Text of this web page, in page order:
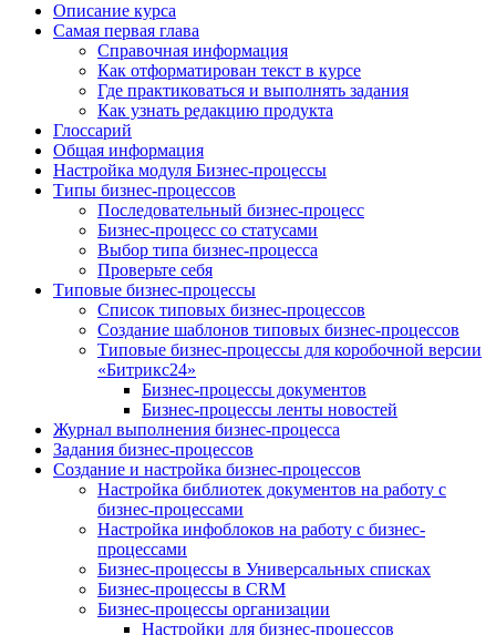
Описание курса
Самая первая глава
Справочная информация
Как отформатирован текст в курсе
Где практиковаться и выполнять задания
Как узнать редакцию продукта
Глоссарий
Общая информация
Настройка модуля Бизнес-процессы
Типы бизнес-процессов
Последовательный бизнес-процесс
Бизнес-процесс со статусами
Выбор типа бизнес-процесса
Проверьте себя
Типовые бизнес-процессы
Список типовых бизнес-процессов
Создание шаблонов типовых бизнес-процессов
Типовые бизнес-процессы для коробочной версии
«Битрикс24»
Бизнес-процессы документов
Бизнес-процессы ленты новостей
Журнал выполнения бизнес-процесса
Задания бизнес-процессов
Создание и настройка бизнес-процессов
Настройка библиотек документов на работу с
бизнес-процессами
Настройка инфоблоков на работу с бизнес-
процессами
Бизнес-процессы в Универсальных списках
Бизнес-процессы в CRM
Бизнес-процессы организации
Настройки для бизнес-процессов